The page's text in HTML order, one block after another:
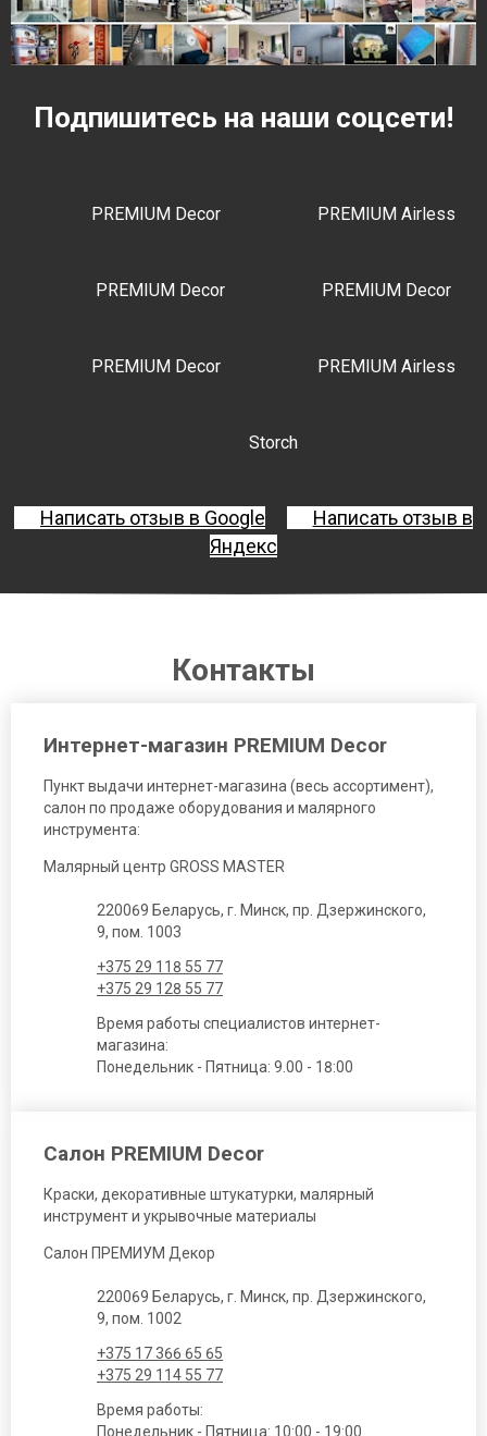
Подпишитесь на наши соцсети!
PREMIUM Decor PREMIUM Airless
PREMIUM Decor PREMIUM Decor
PREMIUM Decor PREMIUM Airless
Storch
Написать отзыв в Google
Написать отзыв в
Яндекс
Контакты
Интернет-магазин PREMIUM Decor
Пункт выдачи интернет-магазина (весь ассортимент),
салон по продаже оборудования и малярного
инструмента:
Малярный центр GROSS MASTER
220069 Беларусь, г. Минск, пр. Дзержинского,
9, пом. 1003
+375 29 118 55 77
+375 29 128 55 77
Время работы специалистов интернет-
магазина:
Понедельник - Пятница: 9.00 - 18:00
Салон PREMIUM Decor
Краски, декоративные штукатурки, малярный
инструмент и укрывочные материалы
Салон ПРЕМИУМ Декор
220069 Беларусь, г. Минск, пр. Дзержинского,
9, пом. 1002
+375 17 366 65 65
+375 29 114 55 77
Время работы:
Понедельник - Пятница: 10:00 - 19:00